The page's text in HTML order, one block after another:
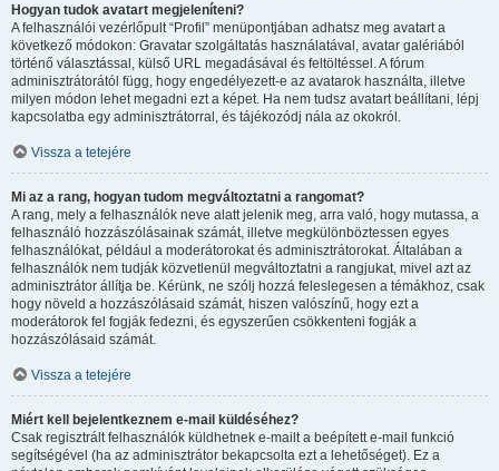
Hogyan tudok avatart megjeleníteni?
A felhasználói vezérlőpult “Profil” menüpontjában adhatsz meg avatart a
következő módokon: Gravatar szolgáltatás használatával, avatar galériából
történő választással, külső URL megadásával és feltöltéssel. A fórum
adminisztrátorától függ, hogy engedélyezett-e az avatarok használta, illetve
milyen módon lehet megadni ezt a képet. Ha nem tudsz avatart beállítani, lépj
kapcsolatba egy adminisztrátorral, és tájékozódj nála az okokról.
Vissza a tetejére
Mi az a rang, hogyan tudom megváltoztatni a rangomat?
A rang, mely a felhasználók neve alatt jelenik meg, arra való, hogy mutassa, a
felhasználó hozzászólásainak számát, illetve megkülönböztessen egyes
felhasználókat, például a moderátorokat és adminisztrátorokat. Általában a
felhasználók nem tudják közvetlenül megváltoztatni a rangjukat, mivel azt az
adminisztrátor állítja be. Kérünk, ne szólj hozzá feleslegesen a témákhoz, csak
hogy növeld a hozzászólásaid számát, hiszen valószínű, hogy ezt a
moderátorok fel fogják fedezni, és egyszerűen csökkenteni fogják a
hozzászólásaid számát.
Vissza a tetejére
Miért kell bejelentkeznem e-mail küldéséhez?
Csak regisztrált felhasználók küldhetnek e-mailt a beépített e-mail funkció
segítségével (ha az adminisztrátor bekapcsolta ezt a lehetőséget). Ez a